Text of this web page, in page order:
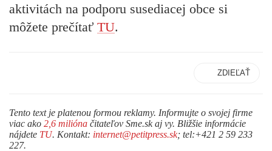
aktivitách na podporu susediacej obce si
môžete prečítať TU.
ZDIEĽAŤ
Tento text je platenou formou reklamy. Informujte o svojej firme
viac ako 2,6 milióna čitateľov Sme.sk aj vy. Bližšie informácie
nájdete TU. Kontakt: internet@petitpress.sk; tel:+421 2 59 233
227.